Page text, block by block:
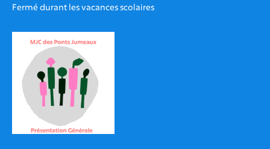
Fermé durant les vacances scolaires